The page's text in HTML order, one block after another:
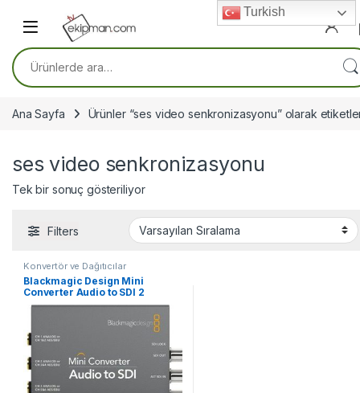
Ara:
Ana Sayfa Ürünler “ses video senkronizasyonu” olarak
ses video senkronizasyonu
Tek bir sonuç gösteriliyor
Filters
Konvertör ve Dağıtıcılar
Blackmagic Design Mini
Converter Audio to SDI 2
Turkish